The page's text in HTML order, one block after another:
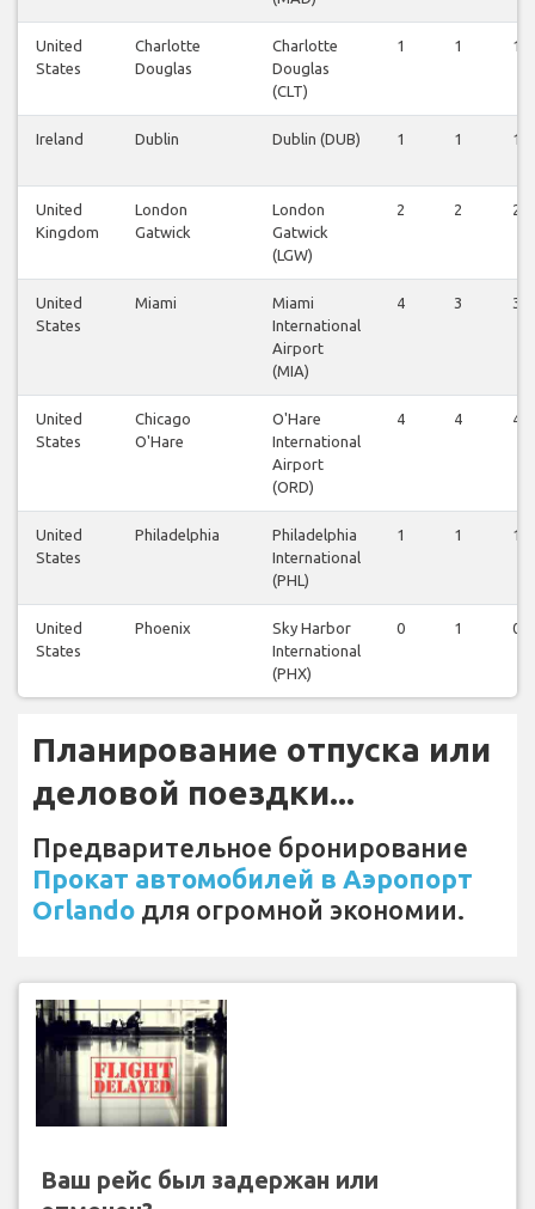
United
States
Charlotte
Douglas
Charlotte
Douglas
(CLT)
1 1 1
Ireland Dublin Dublin (DUB) 1 1 1
United
Kingdom
London
Gatwick
London
Gatwick
(LGW)
2 2 2
United
States
Miami
Miami
International
Airport
(MIA)
4 3 3
United
States
Chicago
O'Hare
O'Hare
International
Airport
(ORD)
4 4 4
United
States
Philadelphia
Philadelphia
International
(PHL)
1 1 1
United
States
Phoenix
Sky Harbor
International
(PHX)
0 1 0
Планирование отпуска или
деловой поездки...
Предварительное бронирование
Прокат автомобилей в Аэропорт
Orlando для огромной экономии.